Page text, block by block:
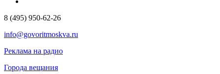
8 (495) 950-62-26
info@govoritmoskva.ru
Реклама на радио
Города вещания